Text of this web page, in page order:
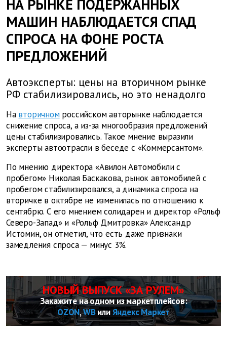
НА РЫНКЕ ПОДЕРЖАННЫХ
МАШИН НАБЛЮДАЕТСЯ СПАД
СПРОСА НА ФОНЕ РОСТА
ПРЕДЛОЖЕНИЙ
Автоэксперты: цены на вторичном рынке
РФ стабилизировались, но это ненадолго
На вторичномроссийском авторынке наблюдается
снижение спроса, а из-за многообразия предложений
цены стабилизировались. Такое мнение выразили
эксперты автоотрасли в беседе с «Коммерсантом».
По мнению директора «Авилон Автомобили с
пробегом» Николая Баскакова, рынок автомобилей с
пробегом стабилизировался, а динамика спроса на
вторичке в октябре не изменилась по отношению к
сентябрю. С его мнением солидарен и директор «Рольф
Северо-Запад» и «Рольф Дмитровка» Александр
Истомин, он отметил, что есть даже признаки
замедления спроса — минус 3%.
НОВЫЙ ВЫПУСК «ЗА РУЛЕМ»
Закажите на одном из маркетплейсов:
OZON,WBилиЯндекс Маркет